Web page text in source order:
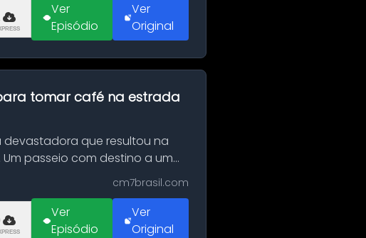
Ver
Episódio
Ver
Original
tomar café na estrada
que resultou na
passeio com destino a um
cm7brasil.com
Ver
Episódio
Ver
Original